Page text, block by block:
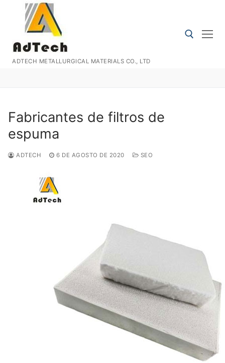
contenido
ADTECH METALLURGICAL MATERIALS CO., LTD
Fabricantes de filtros de
espuma
ADTECH 6 DE AGOSTO DE 2020 SEO